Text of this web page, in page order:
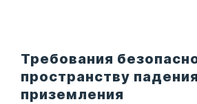
Требования
пространству
приземления